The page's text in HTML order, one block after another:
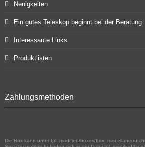
Neuigkeiten
Ein gutes Teleskop beginnt bei der Beratung
Interessante Links
Produktlisten
Zahlungsmethoden
Die Box kann unter tpl_modified/boxes/